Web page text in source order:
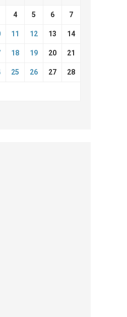
4 5 6 7
11 12 13 14
18 19 20 21
25 26 27 28